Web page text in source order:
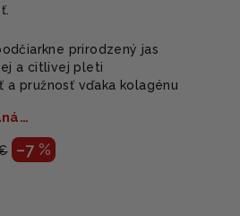
prirodzený jas
a citlivej pleti
pružnosť vďaka kolagénu
–7 %